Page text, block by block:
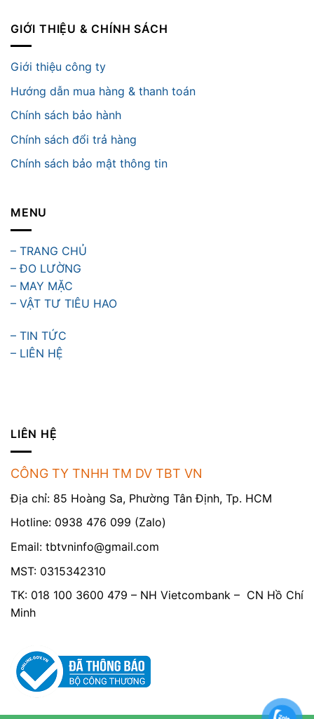
GIỚI THIỆU & CHÍNH SÁCH
Giới thiệu công ty
Hướng dẫn mua hàng & thanh toán
Chính sách bảo hành
Chính sách đổi trả hàng
Chính sách bảo mật thông tin
MENU
– TRANG CHỦ
– ĐO LƯỜNG
– MAY MẶC
– VẬT TƯ TIÊU HAO
– TIN TỨC
– LIÊN HỆ
LIÊN HỆ
CÔNG TY TNHH TM DV TBT VN
Địa chỉ: 85 Hoàng Sa, Phường Tân Định, Tp. HCM
Hotline: 0938 476 099 (Zalo)
Email: tbtvninfo@gmail.com
MST: 0315342310
TK: 018 100 3600 479 – NH Vietcombank – CN Hồ Chí
Minh